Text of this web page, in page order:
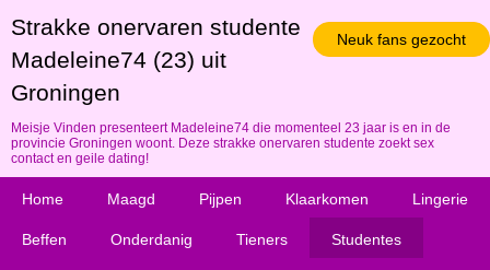
Neuk fans gezocht
Strakke onervaren studente
Madeleine74 (23) uit
Groningen
Meisje Vinden presenteert Madeleine74 die momenteel 23 jaar is en in de
provincie Groningen woont. Deze strakke onervaren studente zoekt sex
contact en geile dating!
Home Maagd Pijpen Klaarkomen Lingerie
Beffen Onderdanig Tieners Studentes